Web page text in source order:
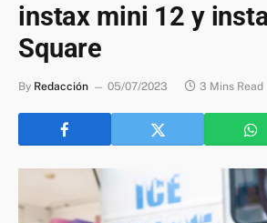
instax mini 12 y
Square
By Redacción 05/07/2023 3 Mins Read